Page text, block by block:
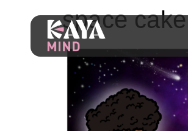
space